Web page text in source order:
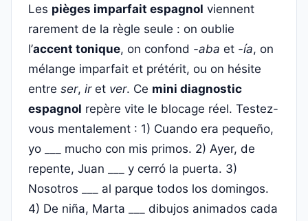
Les pièges imparfait espagnol viennent
rarement de la règle seule : on oublie
l’accent tonique, on confond -aba et -ía, on
mélange imparfait et prétérit, ou on hésite
entre ser, iret ver. Ce mini diagnostic
espagnol repère vite le blocage réel. Testez-
vous mentalement : 1) Cuando era pequeño,
yo ___ mucho con mis primos. 2) Ayer, de
repente, Juan ___ y cerró la puerta. 3)
Nosotros ___ al parque todos los domingos.
4) De niña, Marta ___ dibujos animados cada